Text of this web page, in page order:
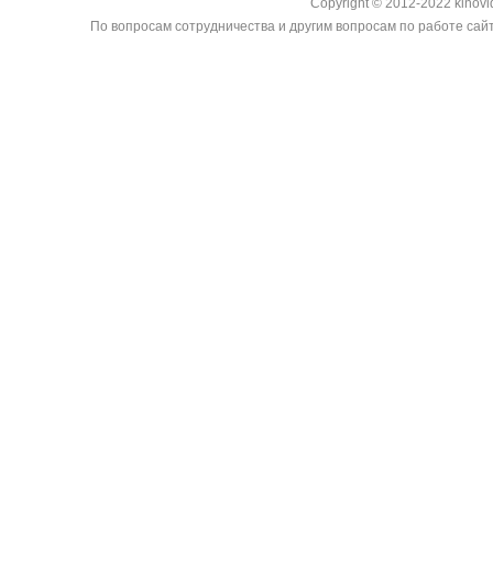
Copyright © 2012-2022
По вопросам сотрудничества и другим вопросам по работе